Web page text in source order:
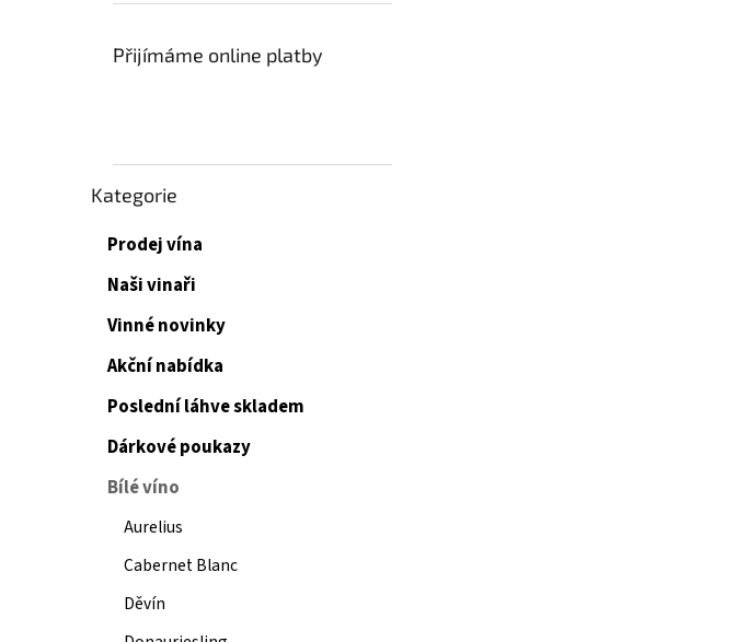
Přijímáme online platby
Přeskočit
kategorie
Kategorie
Prodej vína
Naši vinaři
Vinné novinky
Akční nabídka
Poslední láhve skladem
Dárkové poukazy
Bílé víno
Aurelius
Cabernet Blanc
Děvín